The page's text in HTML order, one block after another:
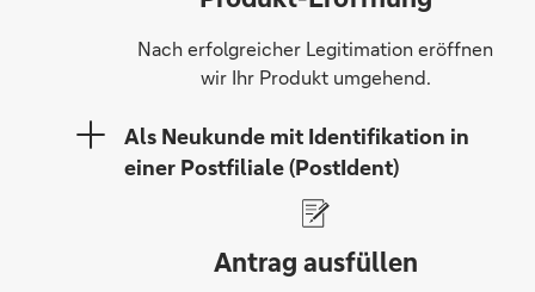
Nach erfolgreicher Legitimation eröffnen
wir Ihr Produkt umgehend.
Als Neukunde mit Identifikation in
einer Postfiliale (PostIdent)
Antrag ausfüllen